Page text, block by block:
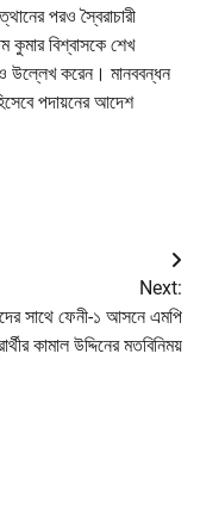
পরও স্বৈরাচারী
বিশ্বাসকে শেখ
উল্লেখ করেন। মানববন্ধন
পদায়নের আদেশ
Next:
সাথে ফেনী-১ আসনে এমপি
কামাল উদ্দিনের মতবিনিময়